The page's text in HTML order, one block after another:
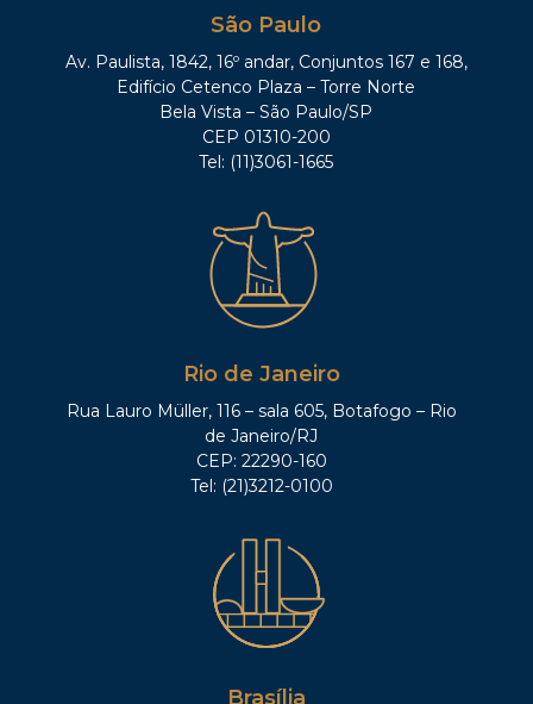
São Paulo
Av. Paulista, 1842, 16º andar, Conjuntos 167 e 168,
Edifício Cetenco Plaza – Torre Norte
Bela Vista – São Paulo/SP
CEP 01310-200
Tel: (11)3061-1665
Rio de Janeiro
Rua Lauro Müller, 116 – sala 605, Botafogo – Rio
de Janeiro/RJ
CEP: 22290-160
Tel: (21)3212-0100
Brasília